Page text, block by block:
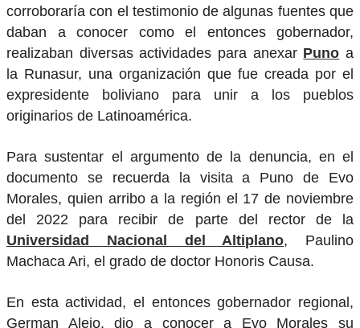
corroboraría con el testimonio de algunas fuentes que
daban a conocer como el entonces gobernador,
realizaban diversas actividades para anexar Puno a
la Runasur, una organización que fue creada por el
expresidente boliviano para unir a los pueblos
originarios de Latinoamérica.
Para sustentar el argumento de la denuncia, en el
documento se recuerda la visita a Puno de Evo
Morales, quien arribo a la región el 17 de noviembre
del 2022 para recibir de parte del rector de la
Universidad Nacional del Altiplano, Paulino
Machaca Ari, el grado de doctor Honoris Causa.
En esta actividad, el entonces gobernador regional,
German Alejo, dio a conocer a Evo Morales su